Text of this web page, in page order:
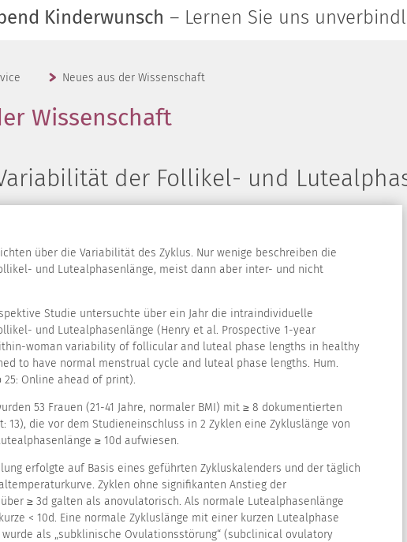
Kinderwunsch – Lernen Sie uns
Neues aus der Wissenschaft
Wissenschaft
Variabilität der Follikel- und
über die Variabilität des Zyklus. Nur wenige beschreiben die
und Lutealphasenlänge, meist dann aber inter- und nicht
Studie untersuchte über ein Jahr die intraindividuelle
und Lutealphasenlänge (Henry et al. Prospective 1-year
woman variability of follicular and luteal phase lengths in healthy
to have normal menstrual cycle and luteal phase lengths. Hum.
25: Online ahead of print).
53 Frauen (21-41 Jahre, normaler BMI) mit ≥ 8 dokumentierten
13), die vor dem Studieneinschluss in 2 Zyklen eine Zykluslänge von
≥ 10d aufwiesen.
erfolgte auf Basis eines geführten Zykluskalenders und der täglich
Zyklen ohne signifikanten Anstieg der
≥ 3d galten als anovulatorisch. Als normale Lutealphasenlänge
< 10d. Eine normale Zykluslänge mit einer kurzen Lutealphase
als „subklinische Ovulationsstörung“ (subclinical ovulatory